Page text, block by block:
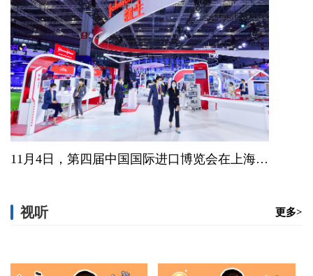
11月4日，第四届中国国际进口博览会在上海开幕。图为强生展台。
视听 更多>